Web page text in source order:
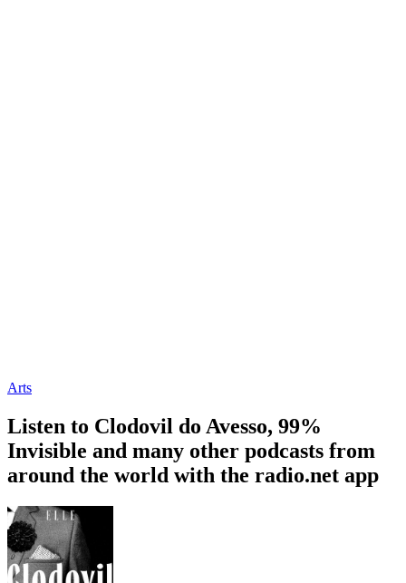
Arts
Listen to Clodovil do Avesso, 99%
Invisible and many other podcasts from
around the world with the radio.net app